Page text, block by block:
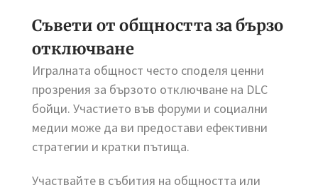
Съвети от общността за бързо
отключване
Игралната общност често споделя ценни
прозрения за бързото отключване на DLC
бойци. Участието във форуми и социални
медии може да ви предостави ефективни
стратегии и кратки пътища.
Участвайте в събития на общността или